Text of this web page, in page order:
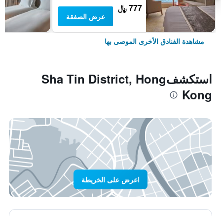
777 ﷼
عرض الصفقة
مشاهدة الفنادق الأخرى الموصى بها
استكشفSha Tin District, Hong
Kong
اعرض على الخريطة